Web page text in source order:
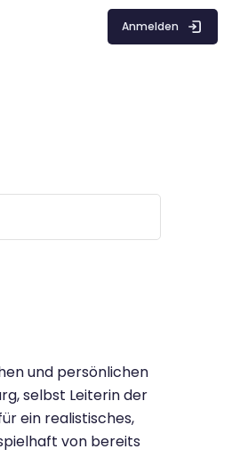
Anmelden
und persönlichen
selbst Leiterin der
ein realistisches,
von bereits